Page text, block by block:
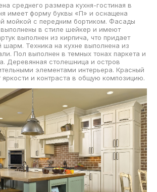
среднего размера кухня-гостиная в
имеет форму буквы «П» и оснащена
мойкой с передним бортиком. Фасады
в стиле шейкер и имеют
выполнен из кирпича, что придает
шарм. Техника на кухне выполнена из
Пол выполнен в темных тонах паркета и
Деревянная столешница и остров
элементами интерьера. Красный
яркости и контраста в общую композицию.